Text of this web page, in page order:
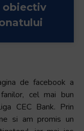
obiectiv
de facebook a
cel mai bun
CEC Bank. Prin
si am promis un